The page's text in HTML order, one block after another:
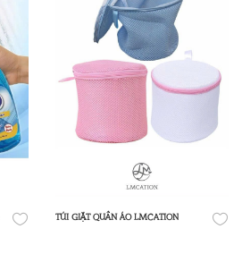
TÚI GIẶT QUẦN ÁO LMCATION